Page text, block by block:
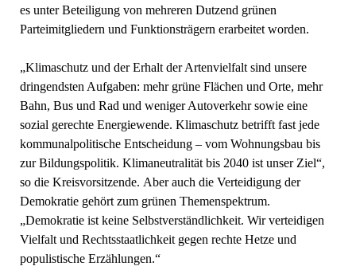
es unter Beteiligung von mehreren Dutzend grünen
Parteimitgliedern und Funktionsträgern erarbeitet worden.
„Klimaschutz und der Erhalt der Artenvielfalt sind unsere
dringendsten Aufgaben: mehr grüne Flächen und Orte, mehr
Bahn, Bus und Rad und weniger Autoverkehr sowie eine
sozial gerechte Energiewende. Klimaschutz betrifft fast jede
kommunalpolitische Entscheidung – vom Wohnungsbau bis
zur Bildungspolitik. Klimaneutralität bis 2040 ist unser Ziel“,
so die Kreisvorsitzende. Aber auch die Verteidigung der
Demokratie gehört zum grünen Themenspektrum.
„Demokratie ist keine Selbstverständlichkeit. Wir verteidigen
Vielfalt und Rechtsstaatlichkeit gegen rechte Hetze und
populistische Erzählungen.“